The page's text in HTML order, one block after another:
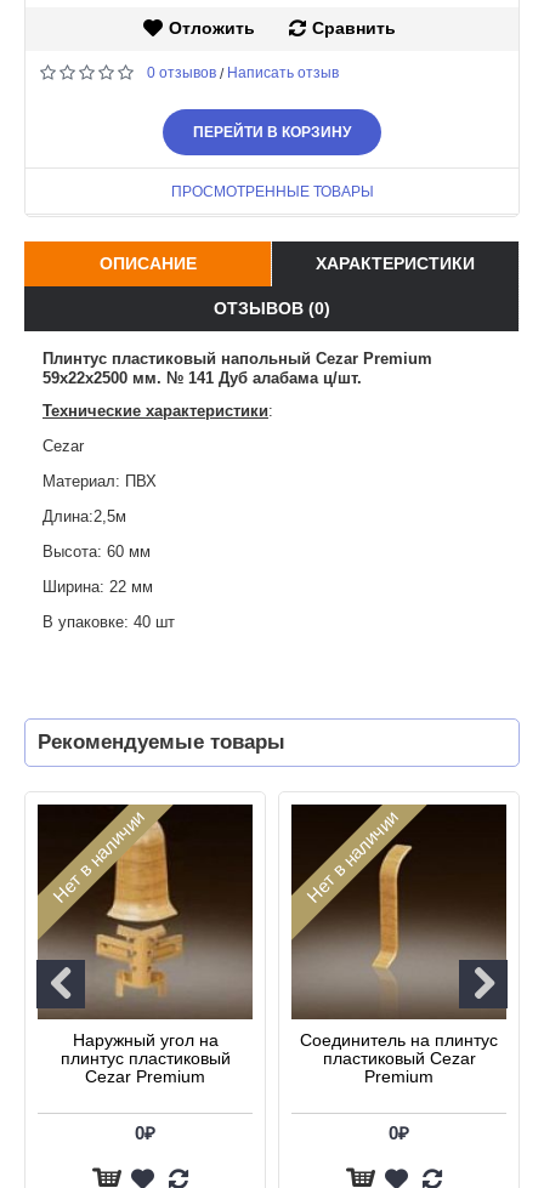
Отложить Сравнить
0 отзывов / Написать отзыв
ПЕРЕЙТИ В КОРЗИНУ
ПРОСМОТРЕННЫЕ ТОВАРЫ
ОПИСАНИЕ ХАРАКТЕРИСТИКИ
ОТЗЫВОВ (0)
Плинтус пластиковый напольный Cezar Premium
59х22x2500 мм. № 141 Дуб алабама ц/шт.
Технические характеристики:
Cezar
Материал: ПВХ
Длина:2,5м
Высота: 60 мм
Ширина: 22 мм
В упаковке: 40 шт
Рекомендуемые товары
Нет в наличии
Наружный угол на
плинтус пластиковый
Cezar Premium
0₽
Нет в наличии
Соединитель на плинтус
пластиковый Cezar
Premium
0₽